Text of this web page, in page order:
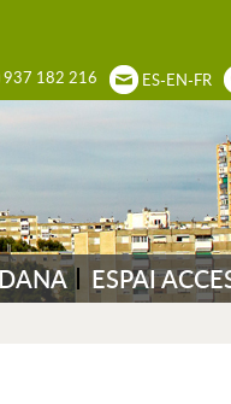
937 182 216 ES-EN-FR
ESPAI